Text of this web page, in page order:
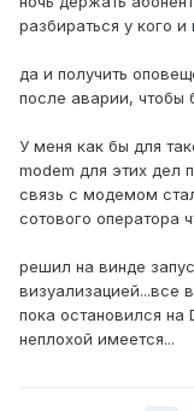
разбираться у кого
да и получить
после аварии, чтобы
У меня как бы для
modem для этих дел
связь с модемом
сотового оператора
решил на винде
визуализацией...все
пока остановился
неплохой имеется...